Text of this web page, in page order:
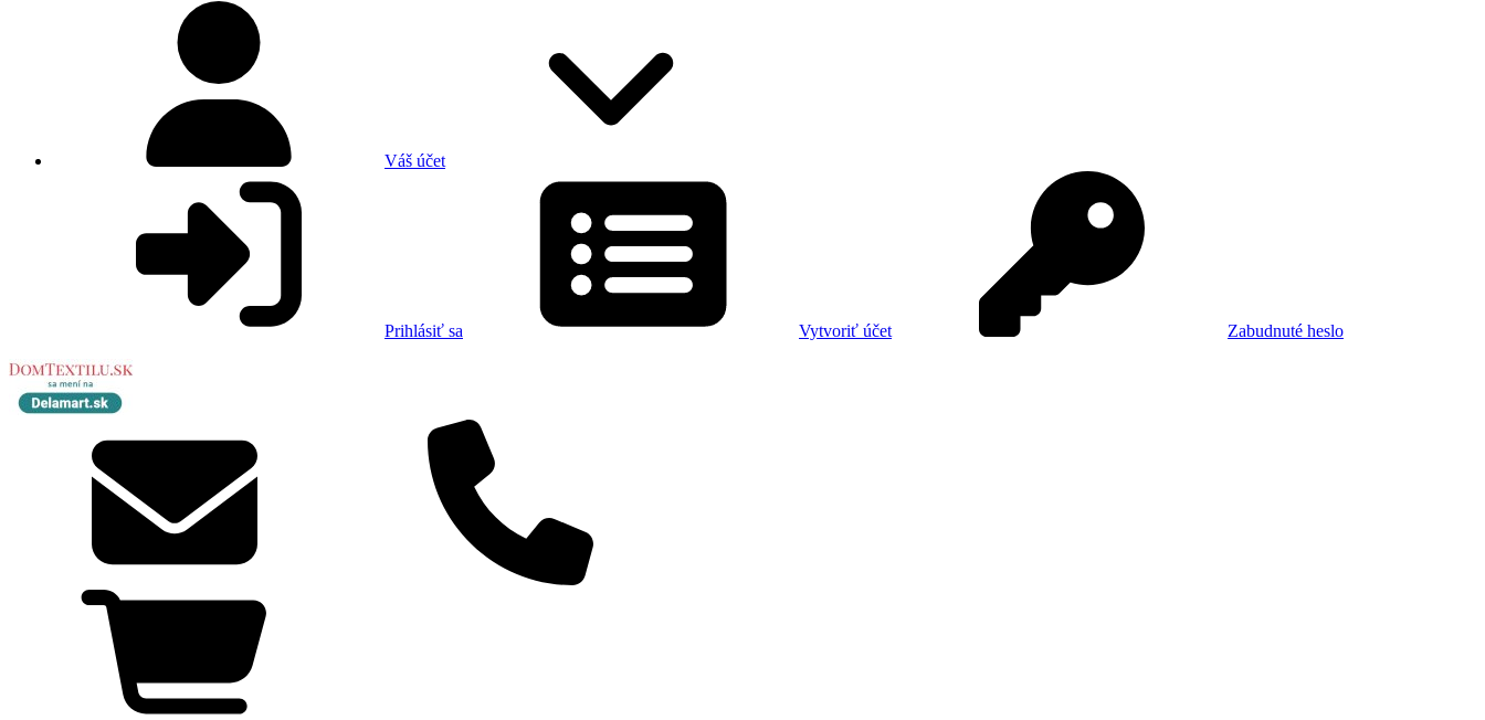
Váš účet
Prihlásiť sa Vytvoriť účet Zabudnuté heslo